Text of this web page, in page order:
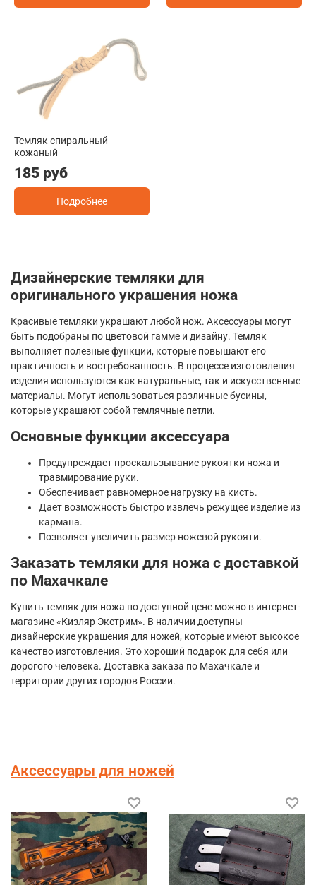
Темляк спиральный
кожаный
185 руб
Подробнее
Дизайнерские темляки для
оригинального украшения ножа
Красивые темляки украшают любой нож. Аксессуары могут
быть подобраны по цветовой гамме и дизайну. Темляк
выполняет полезные функции, которые повышают его
практичность и востребованность. В процессе изготовления
изделия используются как натуральные, так и искусственные
материалы. Могут использоваться различные бусины,
которые украшают собой темлячные петли.
Основные функции аксессуара
Предупреждает проскальзывание рукоятки ножа и
травмирование руки.
Обеспечивает равномерное нагрузку на кисть.
Дает возможность быстро извлечь режущее изделие из
кармана.
Позволяет увеличить размер ножевой рукояти.
Заказать темляки для ножа с доставкой
по Махачкале
Купить темляк для ножа по доступной цене можно в интернет-
магазине «Кизляр Экстрим». В наличии доступны
дизайнерские украшения для ножей, которые имеют высокое
качество изготовления. Это хороший подарок для себя или
дорогого человека. Доставка заказа по Махачкале и
территории других городов России.
Аксессуары для ножей